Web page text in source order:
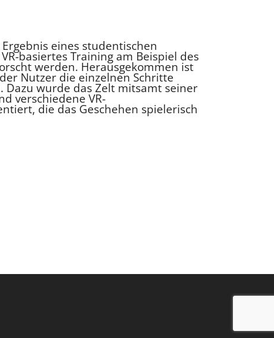
eines studentischen
basiertes Training am Beispiel des
werden. Herausgekommen ist
Nutzer die einzelnen Schritte
Dazu wurde das Zelt mitsamt seiner
verschiedene VR-
die das Geschehen spielerisch